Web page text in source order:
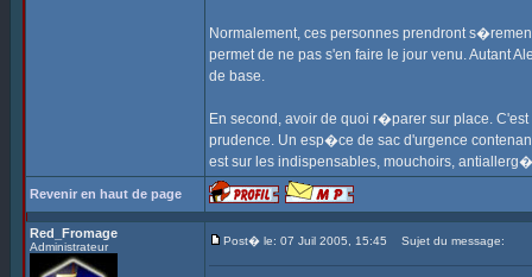
Normalement, ces personnes prendront
permet de ne pas s'en faire le jour venu. Autant
de base.
En second, avoir de quoi r�parer sur place.
prudence. Un esp�ce de sac d'urgence
est sur les indispensables, mouchoirs,
Revenir en haut de page
Red_Fromage
Administrateur Post� le: 07 Juil 2005, 15:45 Sujet du message: